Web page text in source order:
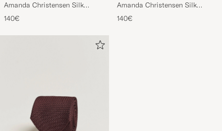
Amanda Christensen Silk
Grenadine 8 cm Tie Beige
140€
Amanda Christensen Silk
Grenadine 8 cm Tie Sky Blue
140€